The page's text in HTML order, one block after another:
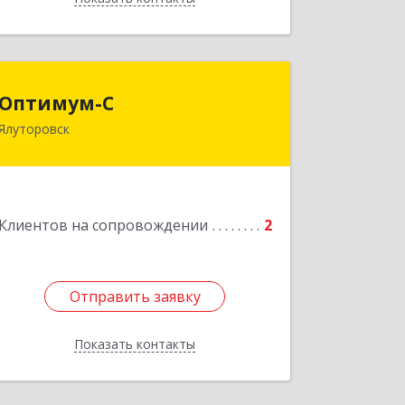
Оптимум-С
Ялуторовск
Клиентов на сопровождении 2
Отправить заявку
Показать контакты
Отправить заявку
Назад